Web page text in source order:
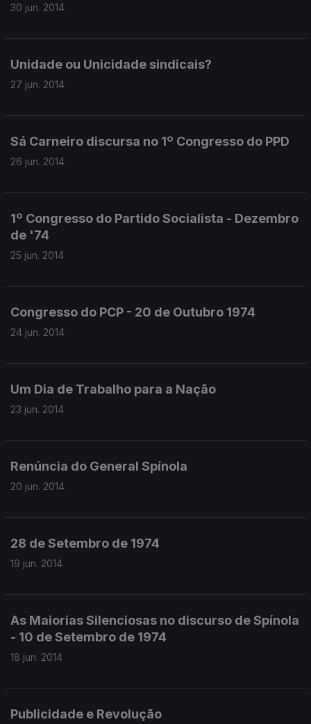
30 jun. 2014
Unidade ou Unicidade sindicais?
27 jun. 2014
Sá Carneiro discursa no 1º Congresso do PPD
26 jun. 2014
1º Congresso do Partido Socialista - Dezembro
de '74
25 jun. 2014
Congresso do PCP - 20 de Outubro 1974
24 jun. 2014
Um Dia de Trabalho para a Nação
23 jun. 2014
Renúncia do General Spínola
20 jun. 2014
28 de Setembro de 1974
19 jun. 2014
As Maiorias Silenciosas no discurso de Spínola
- 10 de Setembro de 1974
18 jun. 2014
Publicidade e Revolução